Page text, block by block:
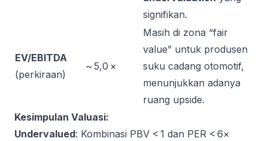
signifikan.
EV/EBITDA
(perkiraan)
~ 5,0 ×
Masih di zona “fair
value” untuk produsen
suku cadang otomotif,
menunjukkan adanya
ruang upside.
Kesimpulan Valuasi:
Undervalued: Kombinasi PBV < 1 dan PER < 6×